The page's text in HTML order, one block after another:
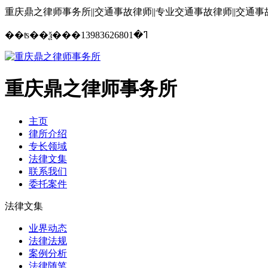
重庆鼎之律师事务所||交通事故律师||专业交通事故律师||交通事
��ʦ��ѯ���ߣ�13983626801
重庆鼎之律师事务所
主页
律所介绍
专长领域
法律文集
联系我们
委托案件
法律文集
业界动态
法律法规
案例分析
法律随笔